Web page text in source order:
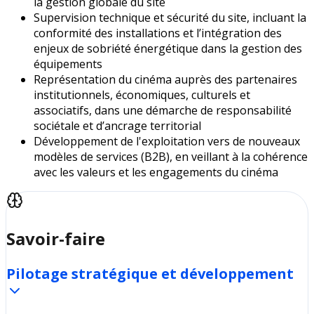
Supervision technique et sécurité du site, incluant la
conformité des installations et l’intégration des
enjeux de sobriété énergétique dans la gestion des
équipements
Représentation du cinéma auprès des partenaires
institutionnels, économiques, culturels et
associatifs, dans une démarche de responsabilité
sociétale et d’ancrage territorial
Développement de l'exploitation vers de nouveaux
modèles de services (B2B), en veillant à la cohérence
avec les valeurs et les engagements du cinéma
Savoir-faire
Pilotage stratégique et développement